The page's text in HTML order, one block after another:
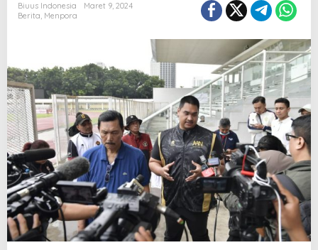
t
o
H
a
r
a
p
P
B
P
A
S
I
B
s
a
Biuus Indonesia
Maret 9, 2024
Berita, Menpora